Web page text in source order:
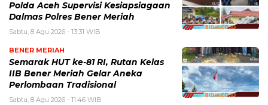
Polda Aceh Supervisi Kesiapsiagaan
Dalmas Polres Bener Meriah
Sabtu, 8 Agu 2026 - 13:31 WIB
BENER MERIAH
Semarak HUT ke-81 RI, Rutan Kelas
IIB Bener Meriah Gelar Aneka
Perlombaan Tradisional
Sabtu, 8 Agu 2026 - 11:46 WIB